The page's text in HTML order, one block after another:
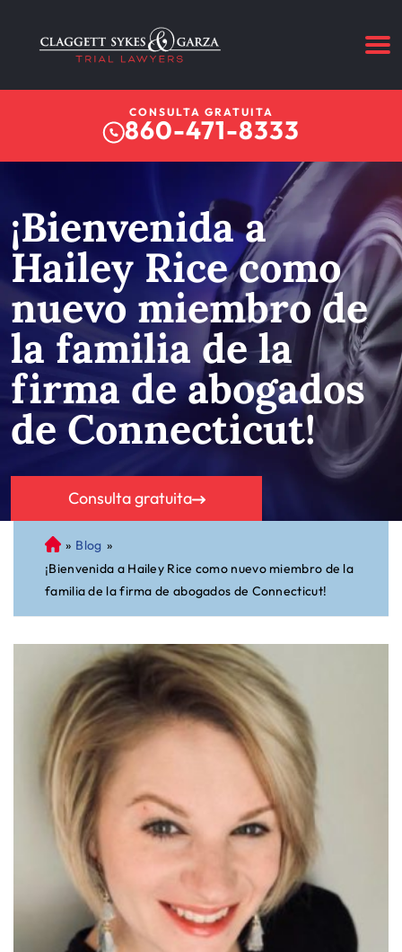
CONSULTA GRATUITA
860-471-8333
¡Bienvenida a
Hailey Rice como
nuevo miembro de
la familia de la
firma de abogados
de Connecticut!
Consulta gratuita
A
bo
ga
do
on
al
Inj
ur
de
» Blog »
¡Bienvenida a Hailey Rice como nuevo miembro de la
familia de la firma de abogados de Connecticut!